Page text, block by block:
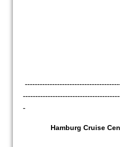
-
Hamburg Cruise